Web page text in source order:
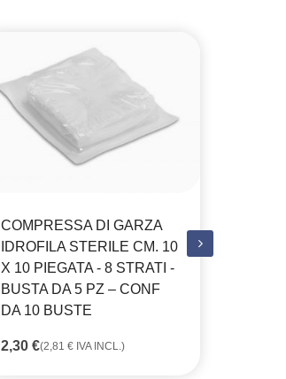
COMPRESSA DI GARZA
IDROFILA STERILE CM. 10
X 10 PIEGATA - 8 STRATI -
BUSTA DA 5 PZ – CONF
DA 10 BUSTE
2,30 €(2,81 € IVA INCL.)